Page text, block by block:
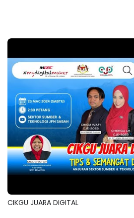
CIKGU JUARA DIGITAL